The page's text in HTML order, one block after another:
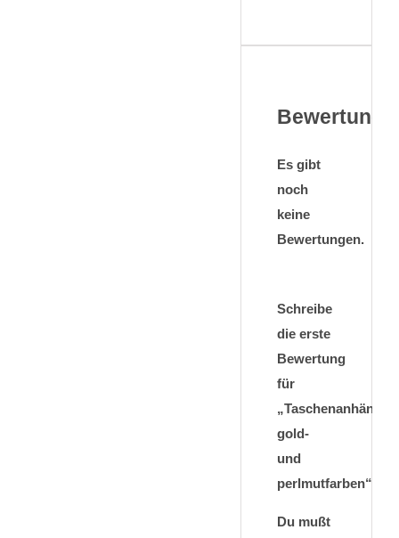
Es gibt
noch
keine
Bewertungen.
Schreibe
die erste
Bewertung
für
„Taschenanhänger
gold-
und
perlmutfarben“
Du mußt